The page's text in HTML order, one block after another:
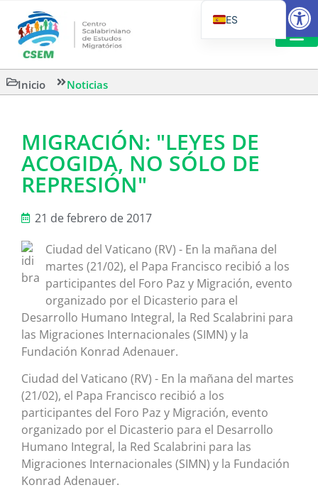
Inicio Noticias
MIGRACIÓN: "LEYES DE
ACOGIDA, NO SÓLO DE
REPRESIÓN"
21 de febrero de 2017
Ciudad del Vaticano (RV) - En la mañana del
martes (21/02), el Papa Francisco recibió a los
participantes del Foro Paz y Migración, evento
organizado por el Dicasterio para el
Desarrollo Humano Integral, la Red Scalabrini para
las Migraciones Internacionales (SIMN) y la
Fundación Konrad Adenauer.
Ciudad del Vaticano (RV) - En la mañana del martes
(21/02), el Papa Francisco recibió a los
participantes del Foro Paz y Migración, evento
organizado por el Dicasterio para el Desarrollo
Humano Integral, la Red Scalabrini para las
Migraciones Internacionales (SIMN) y la Fundación
Konrad Adenauer.
ES
EN